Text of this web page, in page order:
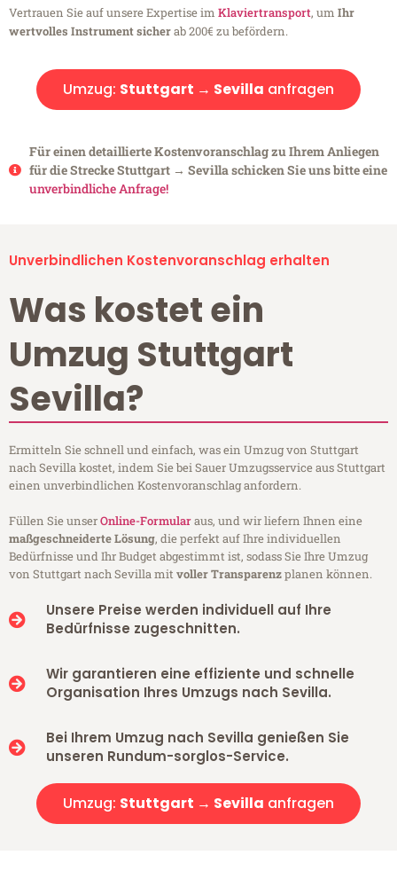
Vertrauen Sie auf unsere Expertise im Klaviertransport, um Ihr
wertvolles Instrument sicherab 200€ zu befördern.
Umzug: Stuttgart → Sevilla anfragen
Für einen detaillierte Kostenvoranschlag zu Ihrem Anliegen
für die Strecke Stuttgart → Sevilla schicken Sie uns bitte eine
unverbindliche Anfrage!
Unverbindlichen Kostenvoranschlag erhalten
Was kostet ein
Umzug Stuttgart
Sevilla?
Ermitteln Sie schnell und einfach, was ein Umzug von Stuttgart
nach Sevilla kostet, indem Sie bei Sauer Umzugsservice aus Stuttgart
einen unverbindlichen Kostenvoranschlag anfordern.
Füllen Sie unserOnline-Formularaus, und wir liefern Ihnen eine
maßgeschneiderte Lösung, die perfekt auf Ihre individuellen
Bedürfnisse und Ihr Budget abgestimmt ist, sodass Sie Ihre Umzug
von Stuttgart nach Sevilla mitvoller Transparenzplanen können.
Unsere Preise werden individuell auf Ihre
Bedürfnisse zugeschnitten.
Wir garantieren eine effiziente und schnelle
Organisation Ihres Umzugs nach Sevilla.
Bei Ihrem Umzug nach Sevilla genießen Sie
unseren Rundum-sorglos-Service.
Umzug: Stuttgart → Sevilla anfragen